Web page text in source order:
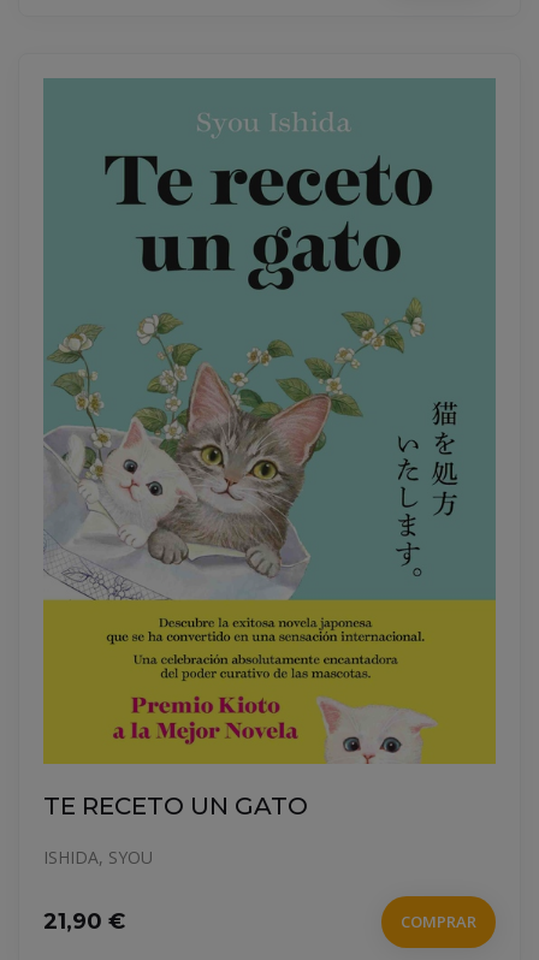
TE RECETO UN GATO
ISHIDA, SYOU
21,90 € COMPRAR